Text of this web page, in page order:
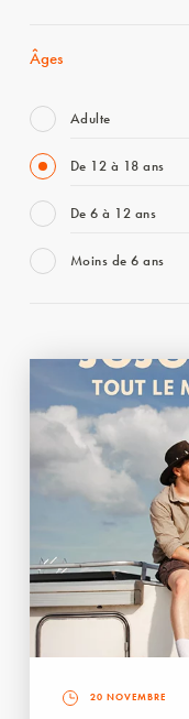
Âges
Adulte
De 12 à 18 ans
De 6 à 12 ans
Moins de 6 ans
20 NOVEMBRE